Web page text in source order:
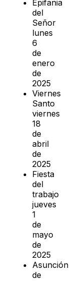
Epifania
del
Señor
lunes
6
de
enero
de
2025
Viernes
Santo
viernes
18
de
abril
de
2025
Fiesta
del
trabajo
jueves
1
de
mayo
de
2025
Asunción
de